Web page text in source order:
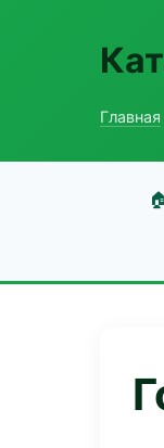
Главная